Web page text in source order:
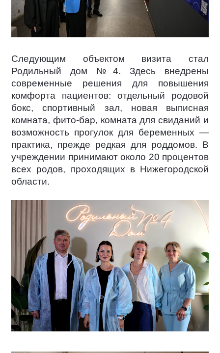
Следующим объектом визита стал
Родильный дом №4. Здесь внедрены
современные решения для повышения
комфорта пациентов: отдельный родовой
бокс, спортивный зал, новая выписная
комната, фито-бар, комната для свиданий и
возможность прогулок для беременных —
практика, прежде редкая для роддомов. В
учреждении принимают около 20 процентов
всех родов, проходящих в Нижегородской
области.